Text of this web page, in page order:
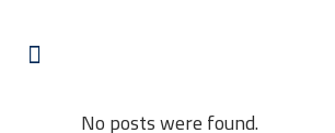
No posts were found.